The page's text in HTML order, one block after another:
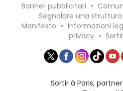
Banner pubblicitari •
Segnalare una struttura
Manifesto • Informazioni
privacy •
Sortir à Paris,